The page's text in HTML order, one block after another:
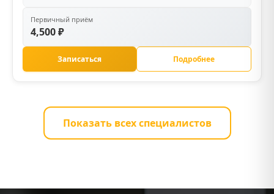
Первичный приём
4,500 ₽
Записаться Подробнее
Показать всех специалистов